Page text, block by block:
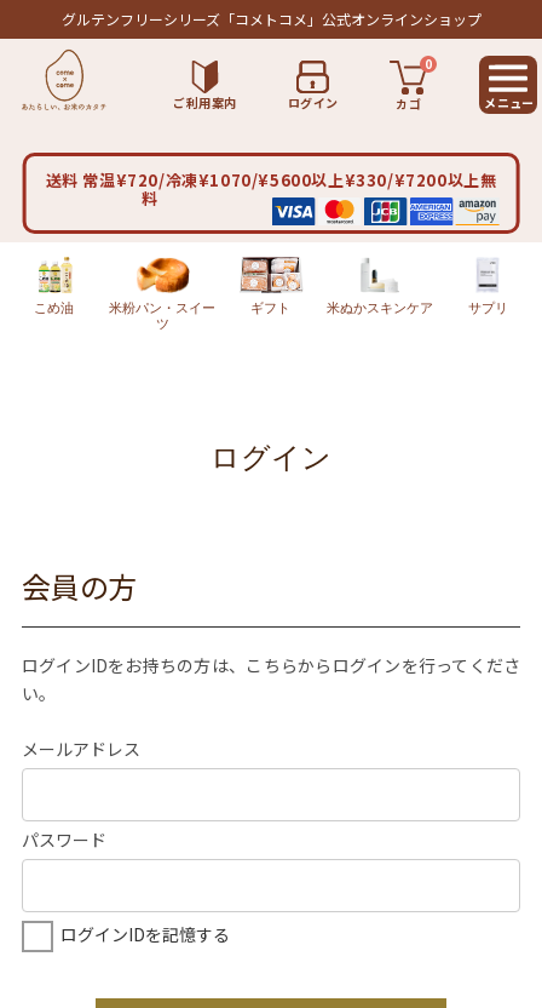
グルテンフリーシリーズ「コメトコメ」公式オンラインショップ
ご利用案内 ログイン カゴ
0
送料 常温¥720/冷凍¥1070/¥5600以上¥330/¥7200以上無
料
こめ油
米粉パン・スイー
ツ
ギフト 米ぬかスキンケア サプリ
ログイン
会員の方
ログインIDをお持ちの方は、こちらからログインを行ってくださ
い。
メールアドレス
パスワード
ログインIDを記憶する